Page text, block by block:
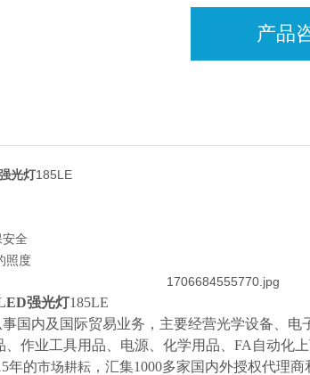
产品
光灯185LE
全
照度
强光灯185LE
国内及国际贸易业务，主要经营光学设备、
、作业工具用品、电源、化学用品、FA自动化
年的市场耕耘 ，汇集1000多家国内外授权代理